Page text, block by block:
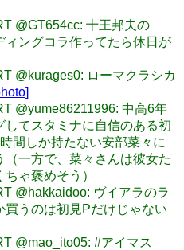
@GT654cc: 十王邦夫の
ィングコラ作ってたら休日が
@kurages0: ローマクラシカ
@yume86211996: 中高6年
してスタミナに自信のある初
間しか持たない安部菜々に
一方で、菜々さんは彼女た
ゃ褒めそう）
@hakkaidoo: ヴイアラのラ
買うのは初見Pだけじゃない
@mao_ito05: #アイマス